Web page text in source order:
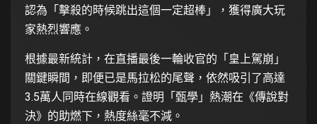
認為「擊殺的時候跳出這個一定超棒」，獲得廣大玩
家熱烈響應。
根據最新統計，在直播最後一輪收官的「皇上駕崩」
關鍵瞬間，即便已是馬拉松的尾聲，依然吸引了高達
3.5萬人同時在線觀看。證明「甄學」熱潮在《傳說對
決》的助燃下，熱度絲毫不減。